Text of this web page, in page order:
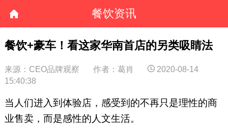
餐饮资讯
餐饮+豪车！看这家华南首店的另类吸睛法
来源：CEO品牌观察 作者：葛肖
2020-08-14
15:40:38
当人们进入到体验店，感受到的不再只是理性的商
业售卖，而是感性的人文生活。